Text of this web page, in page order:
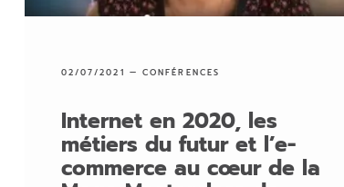
02/07/2021 — CONFÉRENCES
Internet en 2020, les
métiers du futur et l’e-
commerce au cœur de la